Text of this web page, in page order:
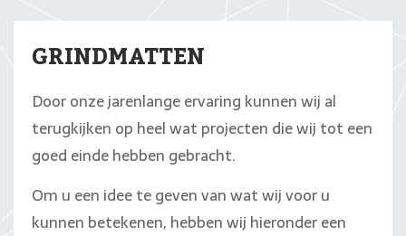
GRINDMATTEN
Door onze jarenlange ervaring kunnen wij al
terugkijken op heel wat projecten die wij tot een
goed einde hebben gebracht.
Om u een idee te geven van wat wij voor u
kunnen betekenen, hebben wij hieronder een